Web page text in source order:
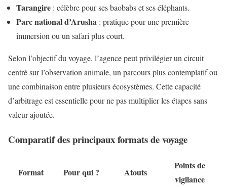
Tarangire : célèbre pour ses baobabs et ses éléphants.
Parc national d’Arusha : pratique pour une première
immersion ou un safari plus court.
Selon l’objectif du voyage, l’agence peut privilégier un circuit
centré sur l’observation animale, un parcours plus contemplatif ou
une combinaison entre plusieurs écosystèmes. Cette capacité
d’arbitrage est essentielle pour ne pas multiplier les étapes sans
valeur ajoutée.
Comparatif des principaux formats de voyage
Format Pour qui ? Atouts
Points de
vigilance